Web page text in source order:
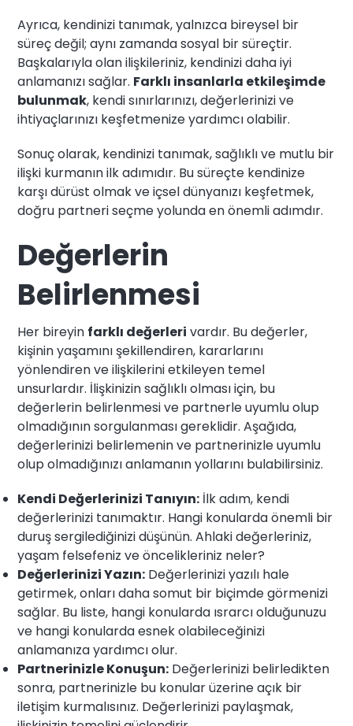
Ayrıca, kendinizi tanımak, yalnızca bireysel bir
süreç değil; aynı zamanda sosyal bir süreçtir.
Başkalarıyla olan ilişkileriniz, kendinizi daha iyi
anlamanızı sağlar. Farklı insanlarla etkileşimde
bulunmak, kendi sınırlarınızı, değerlerinizi ve
ihtiyaçlarınızı keşfetmenize yardımcı olabilir.
Sonuç olarak, kendinizi tanımak, sağlıklı ve mutlu bir
ilişki kurmanın ilk adımıdır. Bu süreçte kendinize
karşı dürüst olmak ve içsel dünyanızı keşfetmek,
doğru partneri seçme yolunda en önemli adımdır.
Değerlerin
Belirlenmesi
Her bireyin farklı değerleri vardır. Bu değerler,
kişinin yaşamını şekillendiren, kararlarını
yönlendiren ve ilişkilerini etkileyen temel
unsurlardır. İlişkinizin sağlıklı olması için, bu
değerlerin belirlenmesi ve partnerle uyumlu olup
olmadığının sorgulanması gereklidir. Aşağıda,
değerlerinizi belirlemenin ve partnerinizle uyumlu
olup olmadığınızı anlamanın yollarını bulabilirsiniz.
Kendi Değerlerinizi Tanıyın: İlk adım, kendi
değerlerinizi tanımaktır. Hangi konularda önemli bir
duruş sergilediğinizi düşünün. Ahlaki değerleriniz,
yaşam felsefeniz ve öncelikleriniz neler?
Değerlerinizi Yazın: Değerlerinizi yazılı hale
getirmek, onları daha somut bir biçimde görmenizi
sağlar. Bu liste, hangi konularda ısrarcı olduğunuzu
ve hangi konularda esnek olabileceğinizi
anlamanıza yardımcı olur.
Partnerinizle Konuşun: Değerlerinizi belirledikten
sonra, partnerinizle bu konular üzerine açık bir
iletişim kurmalısınız. Değerlerinizi paylaşmak,